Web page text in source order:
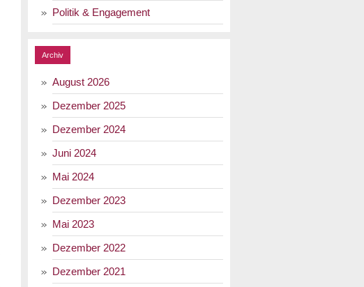
Politik & Engagement
Archiv
August 2026
Dezember 2025
Dezember 2024
Juni 2024
Mai 2024
Dezember 2023
Mai 2023
Dezember 2022
Dezember 2021